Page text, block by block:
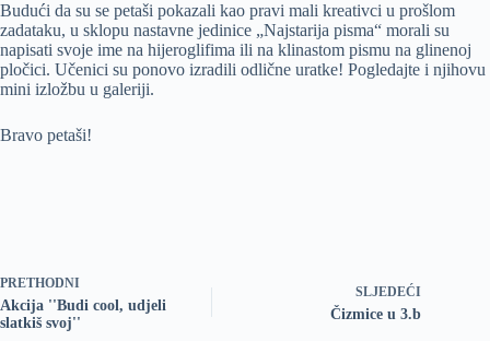
Budući da su se petaši pokazali kao pravi mali kreativci u prošlom
zadataku, u sklopu nastavne jedinice „Najstarija pisma“ morali su
napisati svoje ime na hijeroglifima ili na klinastom pismu na glinenoj
pločici. Učenici su ponovo izradili odlične uratke! Pogledajte i njihovu
mini izložbu u galeriji.
Bravo petaši!
PRETHODNI
Akcija ''Budi cool, udjeli
slatkiš svoj''
SLJEDEĆI
Čizmice u 3.b